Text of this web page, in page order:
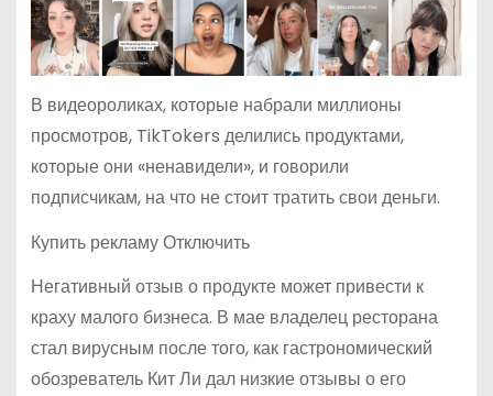
В видеороликах, которые набрали миллионы
просмотров, TikTokers делились продуктами,
которые они «ненавидели», и говорили
подписчикам, на что не стоит тратить свои деньги.
Купить рекламу Отключить
Негативный отзыв о продукте может привести к
краху малого бизнеса. В мае владелец ресторана
стал вирусным после того, как гастрономический
обозреватель Кит Ли дал низкие отзывы о его